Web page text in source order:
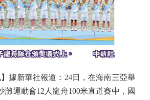
新華社報道：24日，在海南三亞舉
灘運動會12人龍舟100米直道賽中，國